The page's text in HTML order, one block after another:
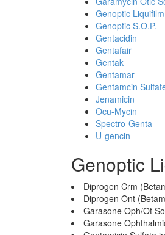
Genoptic Liquifilm
Genoptic S.O.P.
Gentacidin
Gentafair
Gentak
Gentamar
Gentamcin
Jenamicin
Ocu-Mycin
Spectro-Genta
U-gencin
Genoptic
Diprogen Crm
Diprogen Ont
Garasone Oph/Ot
Garasone